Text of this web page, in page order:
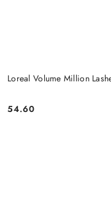
Loreal Volume Million
Cena:
54.60